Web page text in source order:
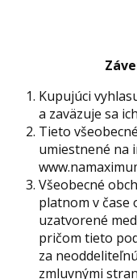
Kupujúci
a zaväzuje sa
Tieto
umiestnené na
Všeobecné
platnom v čase
uzatvorené
pričom tieto
za
zmluvnými